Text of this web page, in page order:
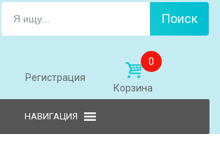
Поиск
Регистрация
0
Корзина